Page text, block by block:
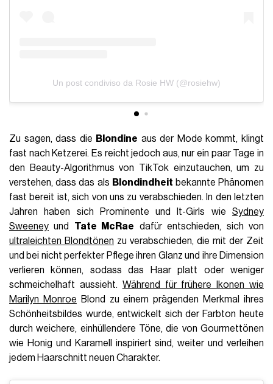
Un post condiviso da Rosie HW (@rosiehw)
Zu sagen, dass die Blondine aus der Mode kommt, klingt
fast nach Ketzerei. Es reicht jedoch aus, nur ein paar Tage in
den Beauty-Algorithmus von TikTok einzutauchen, um zu
verstehen, dass das als Blondindheit bekannte Phänomen
fast bereit ist, sich von uns zu verabschieden. In den letzten
Jahren haben sich Prominente und It-Girls wie Sydney
Sweeney und Tate McRae dafür entschieden, sich von
ultraleichten Blondtönen zu verabschieden, die mit der Zeit
und bei nicht perfekter Pflege ihren Glanz und ihre Dimension
verlieren können, sodass das Haar platt oder weniger
schmeichelhaft aussieht. Während für frühere Ikonen wie
Marilyn Monroe Blond zu einem prägenden Merkmal ihres
Schönheitsbildes wurde, entwickelt sich der Farbton heute
durch weichere, einhüllendere Töne, die von Gourmettönen
wie Honig und Karamell inspiriert sind, weiter und verleihen
jedem Haarschnitt neuen Charakter.